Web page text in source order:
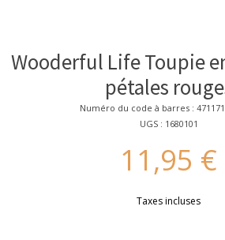
Wooderful Life Toupie
pétales
Numéro du code à barres :
UGS : 1680101
11,95 €
Taxes incluses